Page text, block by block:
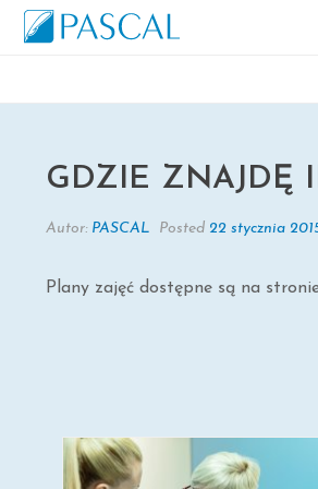
GDZIE ZNAJDĘ
Autor: PASCAL Posted 22 stycznia
Plany zajęć dostępne są na